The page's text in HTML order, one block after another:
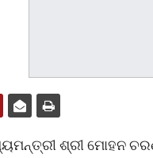
ଶ୍ରୀ ମୋହନ